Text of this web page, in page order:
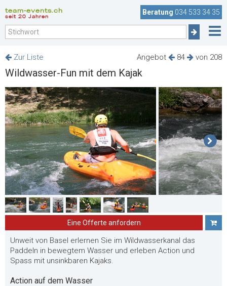
team-events.ch
seit 20 Jahren
Beratung 034 533 34 35
Angebot 84 von 208
Zur Liste
Wildwasser-Fun mit dem Kajak
Eine Offerte anfordern
Unweit von Basel erlernen Sie im Wildwasserkanal das
Paddeln in bewegtem Wasser und erleben Action und
Spass mit unsinkbaren Kajaks.
Action auf dem Wasser